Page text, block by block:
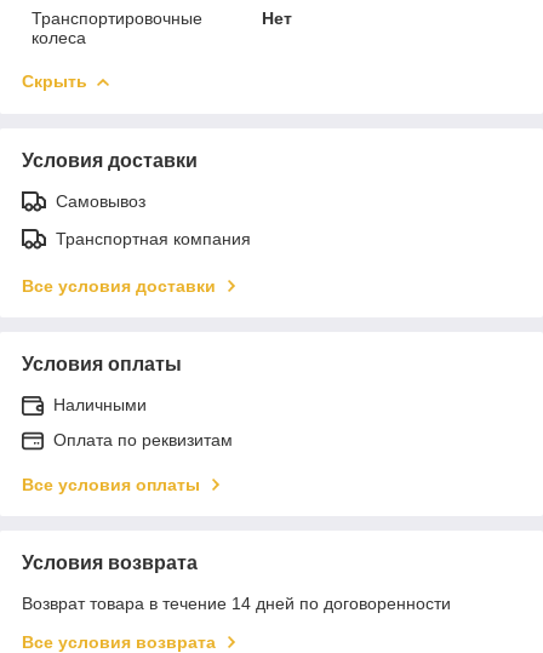
Транспортировочные
колеса
Нет
Скрыть
Условия доставки
Самовывоз
Транспортная компания
Все условия доставки
Условия оплаты
Наличными
Оплата по реквизитам
Все условия оплаты
Условия возврата
Возврат товара в течение 14 дней по договоренности
Все условия возврата